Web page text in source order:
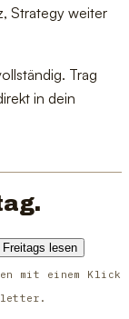
Strategy weiter
Trag
in dein
Freitags lesen
mit einem Klick